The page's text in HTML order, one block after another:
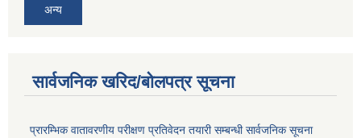
अन्य
सार्वजनिक खरिद/बोलपत्र सूचना
प्रारम्भिक वातावरणीय परीक्षण प्रतिवेदन तयारी सम्बन्धी सार्वजनिक सूचना